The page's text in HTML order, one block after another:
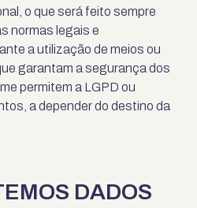
o que será feito sempre
normas legais e
a utilização de meios ou
garantam a segurança dos
permitem a LGPD ou
a depender do destino da
DADOS